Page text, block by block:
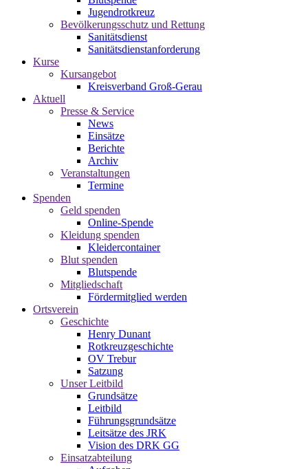
Jugendrotkreuz
Bevölkerungsschutz und Rettung
Sanitätsdienst
Sanitätsdienstanforderung
Kurse
Kursangebot
Kreisverband Groß-Gerau
Aktuell
Presse & Service
News
Einsätze
Berichte
Archiv
Veranstaltungen
Termine
Spenden
Geld spenden
Online-Spende
Kleidung spenden
Kleidercontainer
Blut spenden
Blutspende
Mitgliedschaft
Fördermitglied werden
Ortsverein
Geschichte
Henry Dunant
Rotkreuzgeschichte
OV Trebur
Satzung
Unser Leitbild
Grundsätze
Leitbild
Führungsgrundsätze
Leitsätze des JRK
Vision des DRK GG
Einsatzabteilung